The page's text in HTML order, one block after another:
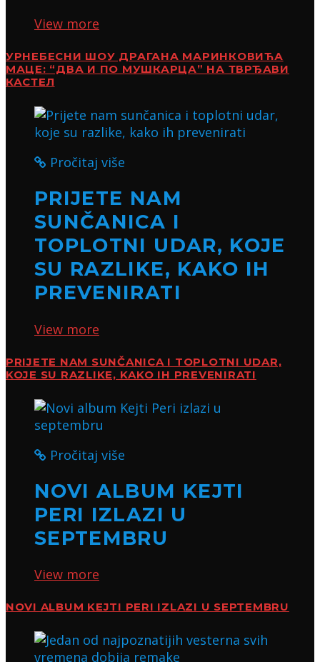
View more
УРНЕБЕСНИ ШОУ ДРАГАНА МАРИНКОВИЋА
МАЦЕ: “ДВА И ПО МУШКАРЦА” НА ТВРЂАВИ
КАСТЕЛ
Pročitaj više
PRIJETE NAM
SUNČANICA I
TOPLOTNI UDAR, KOJE
SU RAZLIKE, KAKO IH
PREVENIRATI
View more
PRIJETE NAM SUNČANICA I TOPLOTNI UDAR,
KOJE SU RAZLIKE, KAKO IH PREVENIRATI
Pročitaj više
NOVI ALBUM KEJTI
PERI IZLAZI U
SEPTEMBRU
View more
NOVI ALBUM KEJTI PERI IZLAZI U SEPTEMBRU